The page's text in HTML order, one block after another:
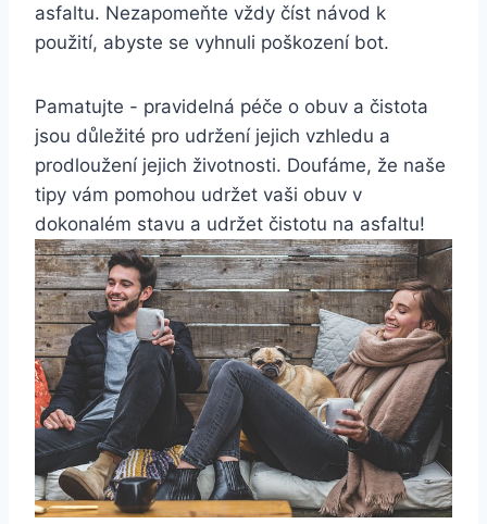
asfaltu. Nezapomeňte vždy číst návod k
použití, ‍abyste se vyhnuli poškození bot.
Pamatujte ⁤- pravidelná péče o obuv ⁢a čistota
jsou důležité pro⁣ udržení jejich⁢ vzhledu a
prodloužení jejich ⁣životnosti. Doufáme, že naše
tipy vám pomohou ‍udržet‍ vaši⁢ obuv⁤ v
dokonalém stavu a udržet⁤ čistotu na asfaltu!